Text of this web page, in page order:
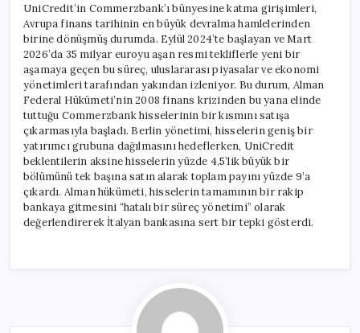
UniCredit’in Commerzbank’ı bünyesine katma girişimleri,
Avrupa finans tarihinin en büyük devralma hamlelerinden
birine dönüşmüş durumda. Eylül 2024’te başlayan ve Mart
2026’da 35 milyar euroyu aşan resmi tekliflerle yeni bir
aşamaya geçen bu süreç, uluslararası piyasalar ve ekonomi
yönetimleri tarafından yakından izleniyor. Bu durum, Alman
Federal Hükümeti’nin 2008 finans krizinden bu yana elinde
tuttuğu Commerzbank hisselerinin bir kısmını satışa
çıkarmasıyla başladı. Berlin yönetimi, hisselerin geniş bir
yatırımcı grubuna dağılmasını hedeflerken, UniCredit
beklentilerin aksine hisselerin yüzde 4,5’lik büyük bir
bölümünü tek başına satın alarak toplam payını yüzde 9’a
çıkardı. Alman hükümeti, hisselerin tamamının bir rakip
bankaya gitmesini “hatalı bir süreç yönetimi” olarak
değerlendirerek İtalyan bankasına sert bir tepki gösterdi.